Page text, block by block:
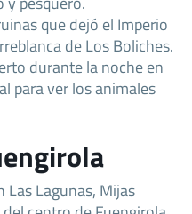
que dejó el Imperio
de Los Boliches.
durante la noche en
para ver los animales
Las Lagunas, Mijas